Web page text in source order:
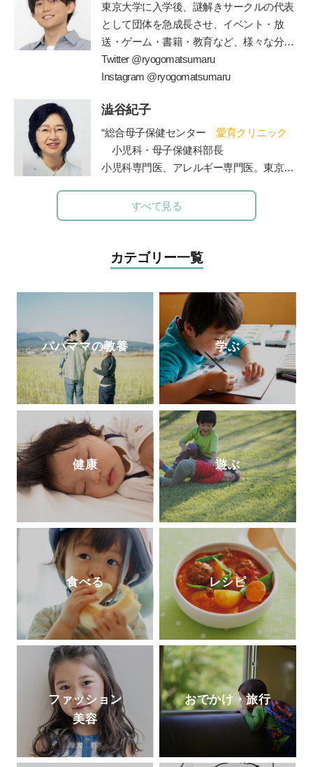
の指導経験を経て、2012年に東京都三鷹市
で「子どもの好奇心に火をつける」学習を
テーマにした探究学舎を開校。５児の父。
その活動は「情熱大陸」(毎日放送)をはじ
めさまざまなメディアで取り上げられてい
子どもが勝手に学びだす!!宝槻家のストー
リー活用術』(PHP研究所)、『探究学舎の
スゴイ授業:子どもの好奇心が止まらない!
能力よりも興味を育てる探究メソッドのす
高校も塾も通わせずに3人の息子を京都大
学に放り込んだ話』(徳間書店)など。
東京大学に入学後、謎解きサークルの代表
として団体を急成長させ、イベント・放
送・ゲーム・書籍・教育など、様々な分野
で一大ブームを巻き起こしている
の仕掛け人。現在は東大発の謎解きクリエ
とともに様々なメディアに謎解きを仕掛け
ている。監修書籍に、『東大ナゾトレ』シ
リーズ(扶桑社)、『東大松丸式ナゾトキス
クール』『東大松丸式 名探偵コナンナゾ
ナゾときタイム』
、など多数の
Twitter @ryogomatsumaru
Instagram @ryogomatsumaru
澁谷紀子
“総合母子保健センター 愛育クリニック
小児科・母子保健科部長
小児科専門医、アレルギー専門医。東京大
東日本関東病院小児科などを経て現職。４
人の女の子の母でもある。”
すべて見る
カテゴリー一覧
パパママの教養 学ぶ
健康 遊ぶ
食べる レシピ
ファッション
美容
おでかけ・旅行